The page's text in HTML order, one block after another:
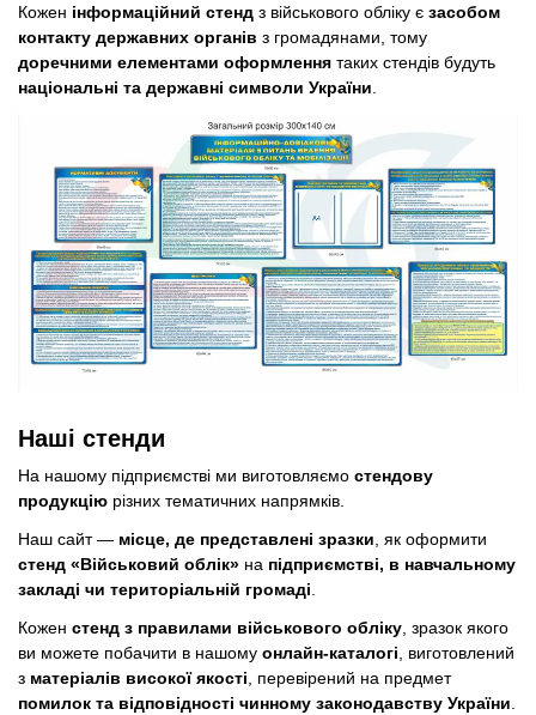
Кожен інформаційний стенд з військового обліку є засобом
контакту державних органів з громадянами, тому
доречними елементами оформлення таких стендів будуть
національні та державні символи України
Наші стенди
На нашому підприємстві ми виготовляємо стендову
продукцію різних тематичних напрямків.
Наш сайт — місце, де представлені зразки , як оформити
стенд «Військовий облік» на підприємстві, в навчальному
закладі чи територіальній громаді
Кожен стенд з правилами військового обліку, зразок якого
ви можете побачити в нашому онлайн-каталогі, виготовлений
з матеріалів високої якості, перевірений на предмет
помилок та відповідності чинному законодавству України.